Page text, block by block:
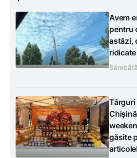
Avem
pentru
astăzi,
Târguri
găsite